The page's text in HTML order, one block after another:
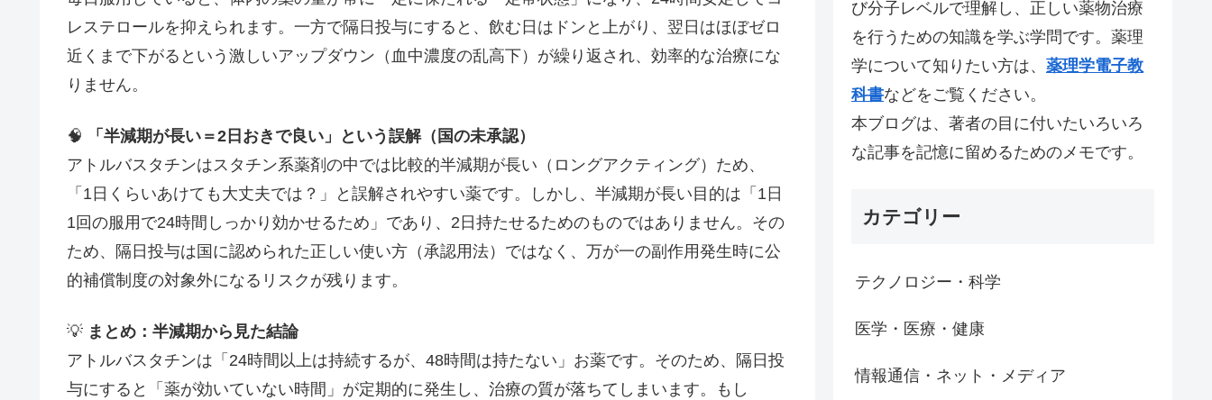
レステロールを抑えられます。一方で隔日投与にすると、飲む日はドンと上がり、翌日はほぼゼロ
近くまで下がるという激しいアップダウン（血中濃度の乱高下）が繰り返され、効率的な治療にな
りません。
🧠
「半減期が長い＝2日おきで良い」という誤解（国の未承認）
アトルバスタチンはスタチン系薬剤の中では比較的半減期が長い（ロングアクティング）ため、
「1日くらいあけても大丈夫では？」と誤解されやすい薬です。しかし、半減期が長い目的は「1日
1回の服用で24時間しっかり効かせるため」であり、2日持たせるためのものではありません。その
ため、隔日投与は国に認められた正しい使い方（承認用法）ではなく、万が一の副作用発生時に公
的補償制度の対象外になるリスクが残ります。
💡 まとめ：半減期から見た結論
アトルバスタチンは「24時間以上は持続するが、48時間は持たない」お薬です。そのため、隔日投
与にすると「薬が効いていない時間」が定期的に発生し、治療の質が落ちてしまいます。もし
び分子レベルで理解し、正しい薬物治療
を行うための知識を学ぶ学問です。薬理
学について知りたい方は、 薬理学電子教
科書などをご覧ください。
本ブログは、著者の目に付いたいろいろ
な記事を記憶に留めるためのメモです。
カテゴリー
テクノロジー・科学
医学・医療・健康
情報通信・ネット・メディア